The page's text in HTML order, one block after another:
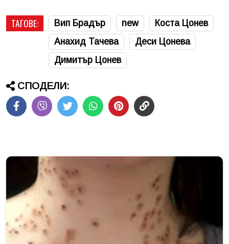
ТАГОВЕ: Вип Брадър new
Коста Цонев
Анахид Тачева
Деси Цонева
Димитър Цонев
СПОДЕЛИ: